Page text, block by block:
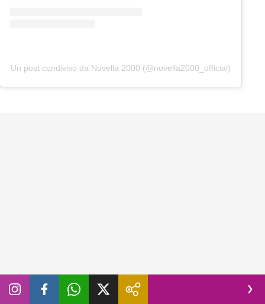
Un post condiviso da Novella 2000 (@novella2000_official)